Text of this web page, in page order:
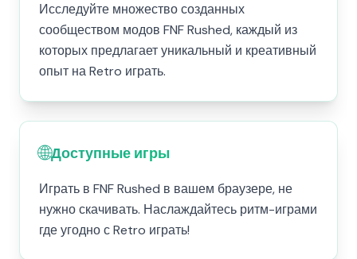
Исследуйте множество созданных
сообществом модов FNF Rushed, каждый из
которых предлагает уникальный и креативный
опыт на Retro играть.
🌐Доступные игры
Играть в FNF Rushed в вашем браузере, не
нужно скачивать. Наслаждайтесь ритм-играми
где угодно с Retro играть!